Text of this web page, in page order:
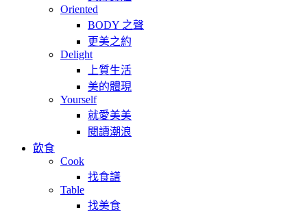
Oriented
BODY 之聲
更美之約
Delight
上質生活
美的體現
Yourself
就愛美美
閱讀潮浪
飲食
Cook
找食譜
Table
找美食